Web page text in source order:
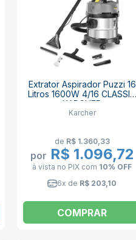
Extrator Aspirador Puzzi 16
Litros 1600W 4/16 CLASSIC
KARCHER
Karcher
de R$ 1.360,33
por R$ 1.096,72
à vista no PIX com 10% OFF
6x de R$ 203,10
COMPRAR
X